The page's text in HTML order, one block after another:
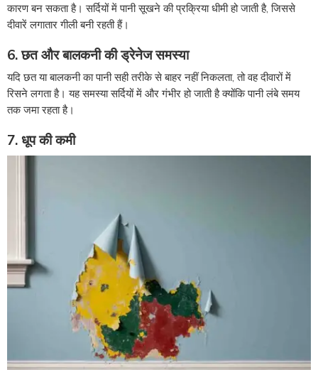
कारण बन सकता है। सर्दियों में पानी सूखने की प्रक्रिया धीमी हो जाती है, जिससे
दीवारें लगातार गीली बनी रहती हैं।
6. छत और बालकनी की ड्रेनेज समस्या
यदि छत या बालकनी का पानी सही तरीके से बाहर नहीं निकलता, तो वह दीवारों में
रिसने लगता है। यह समस्या सर्दियों में और गंभीर हो जाती है क्योंकि पानी लंबे समय
तक जमा रहता है।
7. धूप की कमी